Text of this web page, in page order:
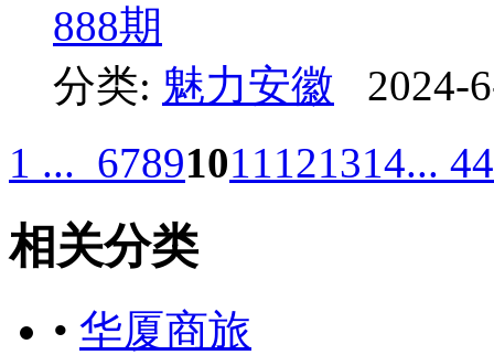
分类: 魅力安徽
2024-
1 ... 67891011121314... 44
相关分类
• 华厦商旅